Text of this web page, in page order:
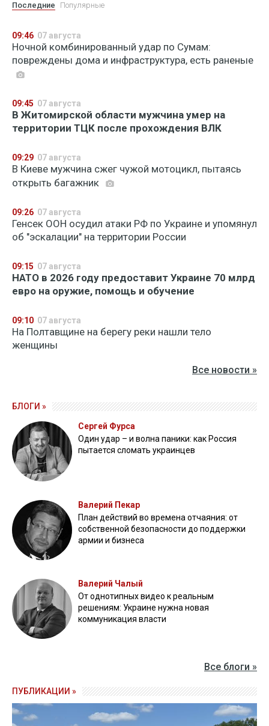
Последние Популярные
09:46 07 августа
Ночной комбинированный удар по Сумам:
повреждены дома и инфраструктура, есть раненые
09:45 07 августа
В Житомирской области мужчина умер на
территории ТЦК после прохождения ВЛК
09:29 07 августа
В Киеве мужчина сжег чужой мотоцикл, пытаясь
открыть багажник
09:26 07 августа
Генсек ООН осудил атаки РФ по Украине и упомянул
об "эскалации" на территории России
09:15 07 августа
НАТО в 2026 году предоставит Украине 70 млрд
евро на оружие, помощь и обучение
09:10 07 августа
На Полтавщине на берегу реки нашли тело
женщины
Все новости »
БЛОГИ »
Сергей Фурса
Один удар – и волна паники: как Россия
пытается сломать украинцев
Валерий Пекар
План действий во времена отчаяния: от
собственной безопасности до поддержки
армии и бизнеса
Валерий Чалый
От однотипных видео к реальным
решениям: Украине нужна новая
коммуникация власти
Все блоги »
ПУБЛИКАЦИИ »